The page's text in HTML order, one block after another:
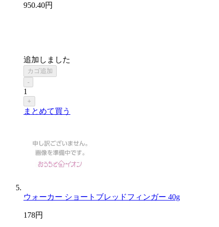
950.40円
追加しました
カゴ追加
-
1
+
まとめて買う
ウォーカー ショートブレッドフィンガー 40g
178円